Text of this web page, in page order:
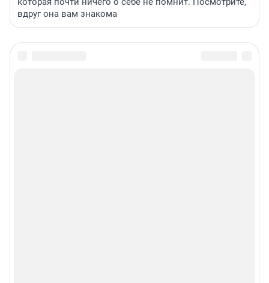
вдруг она вам знакома